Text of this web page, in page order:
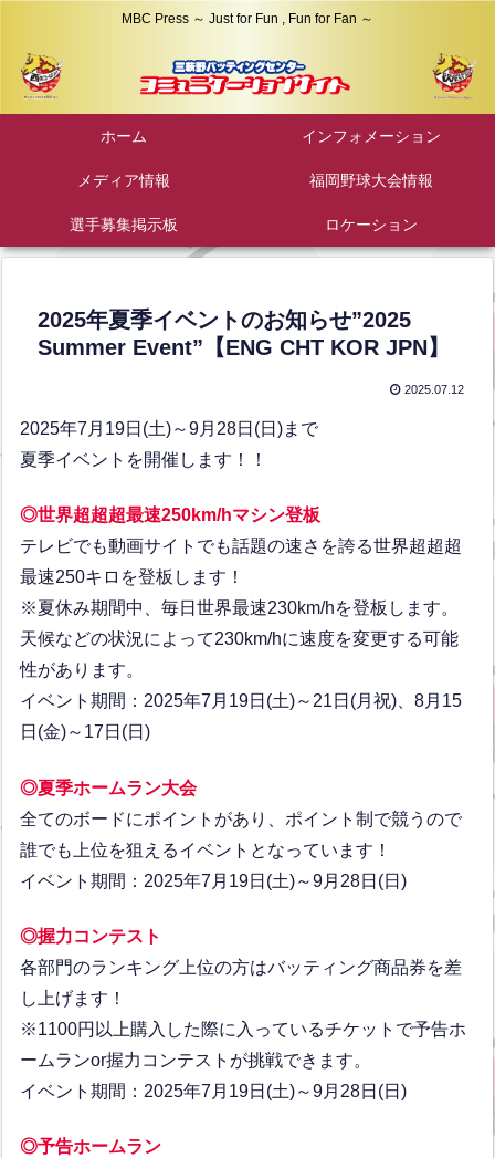
MBC Press ～ Just for Fun , Fun for Fan ～
ホーム インフォメーション
メディア情報 福岡野球大会情報
選手募集掲示板 ロケーション
2025年夏季イベントのお知らせ”2025
Summer Event”【ENG CHT KOR JPN】
2025.07.12
2025年7月19日(土)～9月28日(日)まで
夏季イベントを開催します！！
◎世界超超超最速250km/hマシン登板
テレビでも動画サイトでも話題の速さを誇る世界超超超
最速250キロを登板します！
※夏休み期間中、毎日世界最速230km/hを登板します。
天候などの状況によって230km/hに速度を変更する可能
性があります。
イベント期間：2025年7月19日(土)～21日(月祝)、8月15
日(金)～17日(日)
◎夏季ホームラン大会
全てのボードにポイントがあり、ポイント制で競うので
誰でも上位を狙えるイベントとなっています！
イベント期間：2025年7月19日(土)～9月28日(日)
◎握力コンテスト
各部門のランキング上位の方はバッティング商品券を差
し上げます！
※1100円以上購入した際に入っているチケットで予告ホ
ームランor握力コンテストが挑戦できます。
イベント期間：2025年7月19日(土)～9月28日(日)
◎予告ホームラン